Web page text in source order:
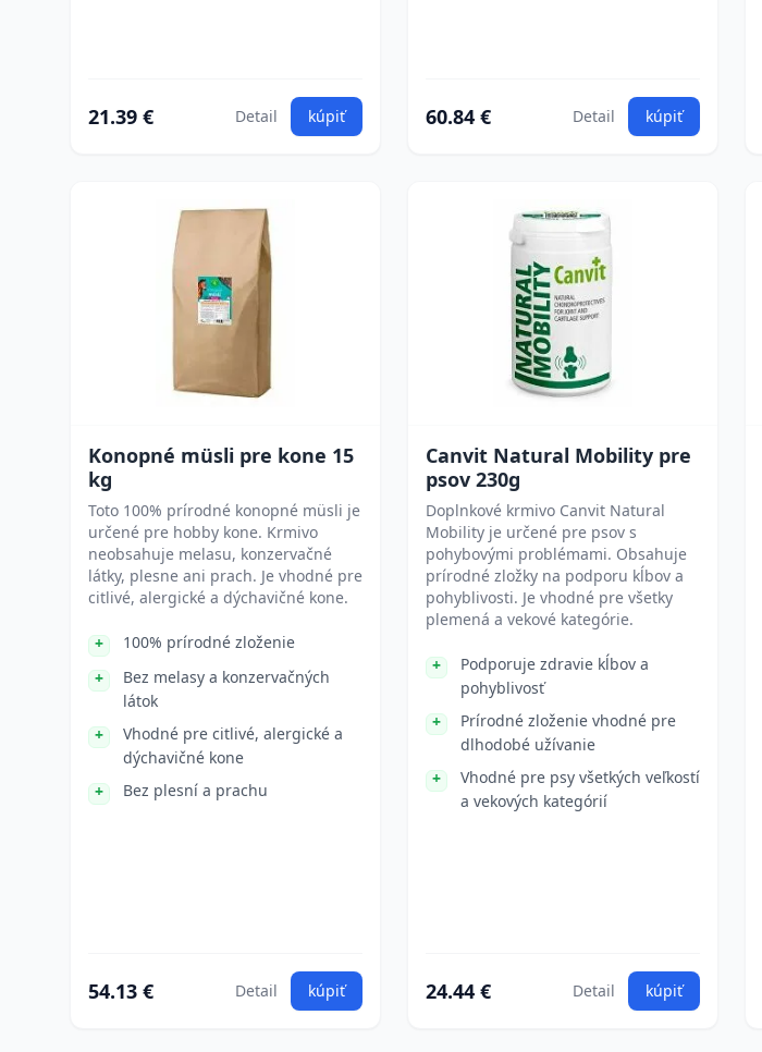
21.39 € Detail kúpiť 60.84 € Detail kúpiť
Konopné müsli pre kone 15
kg
Toto 100% prírodné konopné müsli je
určené pre hobby kone. Krmivo
neobsahuje melasu, konzervačné
látky, plesne ani prach. Je vhodné pre
citlivé, alergické a dýchavičné kone.
100% prírodné zloženie
Bez melasy a konzervačných
látok
Vhodné pre citlivé, alergické a
dýchavičné kone
Bez plesní a prachu
54.13 € Detail kúpiť
Canvit Natural Mobility pre
psov 230g
Doplnkové krmivo Canvit Natural
Mobility je určené pre psov s
pohybovými problémami. Obsahuje
prírodné zložky na podporu kĺbov a
pohyblivosti. Je vhodné pre všetky
plemená a vekové kategórie.
Podporuje zdravie kĺbov a
pohyblivosť
Prírodné zloženie vhodné pre
dlhodobé užívanie
Vhodné pre psy všetkých veľkostí
a vekových kategórií
24.44 € Detail kúpiť